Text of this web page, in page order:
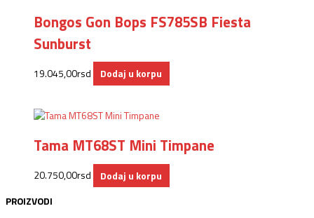
Bongos Gon Bops FS785SB Fiesta
Sunburst
19.045,00rsd Dodaj u korpu
Tama MT68ST Mini Timpane
20.750,00rsd
Dodaj u korpu
PROIZVODI